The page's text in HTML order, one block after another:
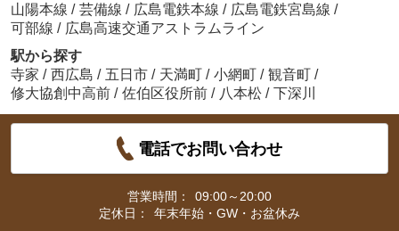
山陽本線 / 芸備線 / 広島電鉄本線 / 広島電鉄宮島線 /
可部線 / 広島高速交通アストラムライン
駅から探す
寺家 / 西広島 / 五日市 / 天満町 / 小網町 / 観音町 /
修大協創中高前 / 佐伯区役所前 / 八本松 / 下深川
電話でお問い合わせ
営業時間：
09:00～20:00
定休日：
年末年始・GW・お盆休み